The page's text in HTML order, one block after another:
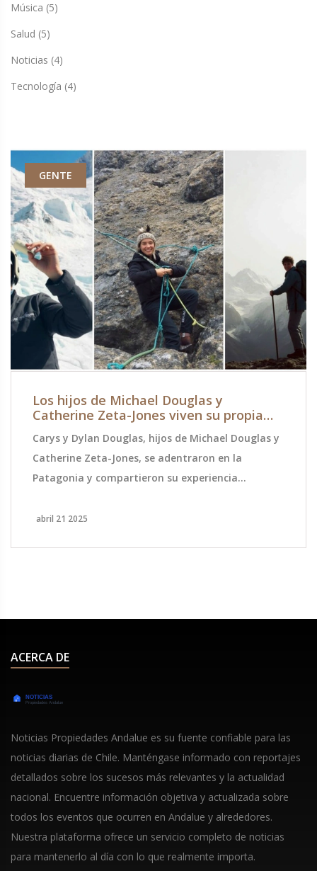
Música (5)
Salud (5)
Noticias (4)
Tecnología (4)
GENTE
Los hijos de Michael Douglas y
Catherine Zeta-Jones viven su propia
Carys y Dylan Douglas, hijos de Michael Douglas y
Catherine Zeta-Jones, se adentraron en la
Patagonia y compartieron su experiencia
su vínculo fraternal. La escapada muestra la
abril 21 2025
ACERCA DE
Noticias Propiedades Andalue es su fuente confiable para las
noticias diarias de Chile. Manténgase informado con reportajes
detallados sobre los sucesos más relevantes y la actualidad
nacional. Encuentre información objetiva y actualizada sobre
todos los eventos que ocurren en Andalue y alrededores.
Nuestra plataforma ofrece un servicio completo de noticias
para mantenerlo al día con lo que realmente importa.